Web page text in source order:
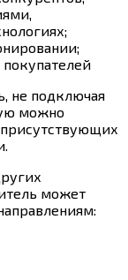
не подключая
можно
может